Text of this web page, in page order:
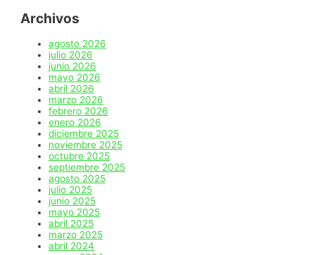
Archivos
agosto 2026
julio 2026
junio 2026
mayo 2026
abril 2026
marzo 2026
febrero 2026
enero 2026
diciembre 2025
noviembre 2025
octubre 2025
septiembre 2025
agosto 2025
julio 2025
junio 2025
mayo 2025
abril 2025
marzo 2025
abril 2024